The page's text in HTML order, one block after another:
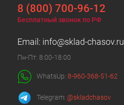
8 (800) 700-96-12
Бесплатный звонок по РФ
Email: info@sklad-chasov.ru
Пн-Пт: 8:00-18:00
WhatsUp: 8-960-368-51-62
Telegram: @skladchasov